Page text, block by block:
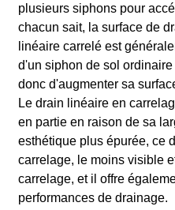
plusieurs siphons pour
chacun sait, la surface de
linéaire carrelé est
d'un siphon de sol
donc d'augmenter sa
Le drain linéaire en
en partie en raison de sa
esthétique plus épurée, ce
carrelage, le moins visible
carrelage, et il offre
performances de drainage.